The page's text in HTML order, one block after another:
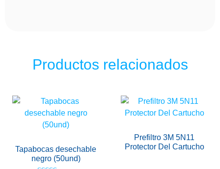
Productos relacionados
Tapabocas desechable
negro (50und)
Prefiltro 3M 5N11
Protector Del Cartucho